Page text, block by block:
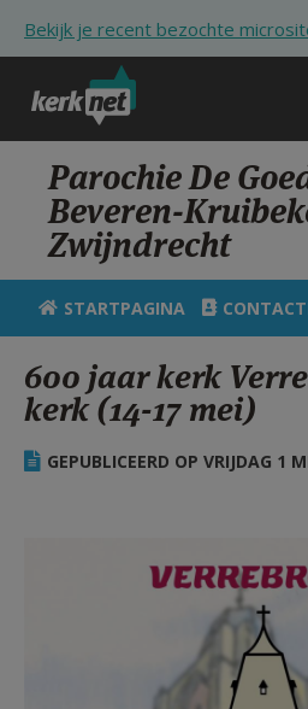
Bekijk je recent bezochte
STARTPAGINA
KERK
VIERINGEN
SHOP
ZOEKEN
HULP
STARTPAGINA
AANMELDEN OF
Parochie De
Beveren-
Zwijndrecht
STARTPAGINA
600 jaar kerk
kerk (14-17 mei)
GEPUBLICEERD OP VRIJDAG 1